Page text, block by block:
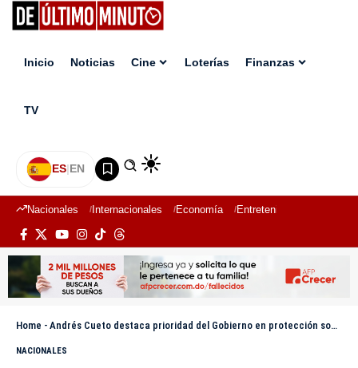
Inicio Noticias Cine Loterías Finanzas
TV
ES|EN
Nacionales Internacionales Economía Entretenimiento
Home - Andrés Cueto destaca prioridad del Gobierno en protección social; miles de madres reciben electrodomésticos y ayudas
NACIONALES